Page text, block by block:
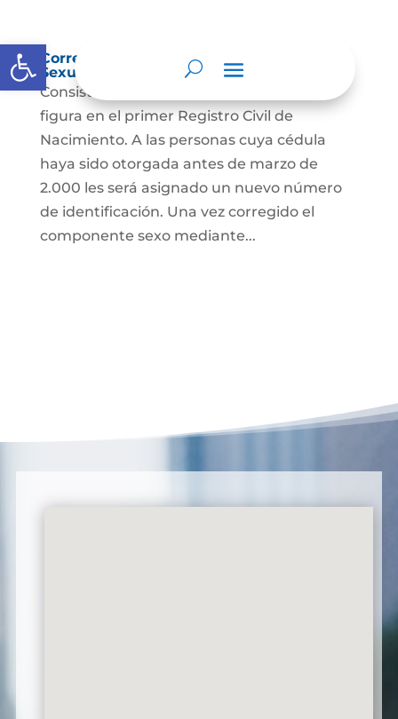
Abrir barra de herramientas
Corrección Componente de Identidad
Sexual en el Registro Civil de Nacimiento
Consiste en el cambio legal del sexo que
figura en el primer Registro Civil de
Nacimiento. A las personas cuya cédula
haya sido otorgada antes de marzo de
2.000 les será asignado un nuevo número
de identificación. Una vez corregido el
componente sexo mediante...